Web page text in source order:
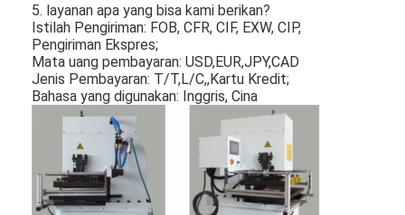
5. layanan apa yang bisa kami berikan?
Istilah Pengiriman: FOB, CFR, CIF, EXW, CIP,
Pengiriman Ekspres;
Mata uang pembayaran: USD,EUR,JPY,CAD
Jenis Pembayaran: T/T,L/C,,Kartu Kredit;
Bahasa yang digunakan: Inggris, Cina